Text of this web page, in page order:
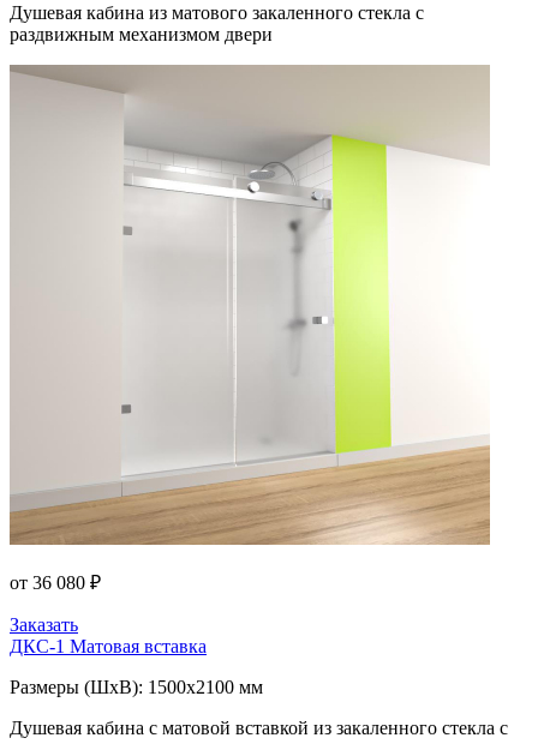
Душевая кабина из матового закаленного стекла с
раздвижным механизмом двери
от 36 080 ₽
Заказать
ДКС-1 Матовая вставка
Размеры (ШxВ): 1500x2100 мм
Душевая кабина с матовой вставкой из закаленного стекла с